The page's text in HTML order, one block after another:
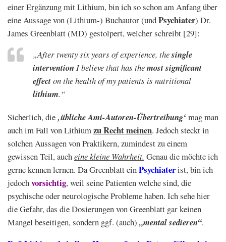
einer Ergänzung mit Lithium, bin ich so schon am Anfang über
eine Aussage von (Lithium-) Buchautor (undPsychiater) Dr.
James Greenblatt (MD) gestolpert, welcher schreibt [29]:
„After twenty six years of experience, thesingle
intervention I believe that has themost significant
effecton the health of my patients is nutritional
lithium.“
Sicherlich, die‚übliche Ami-Autoren-Übertreibung‘mag man
auch im Fall von Lithiumzu Recht meinen. Jedoch steckt in
solchen Aussagen von Praktikern, zumindest zu einem
gewissen Teil, aucheine kleine Wahrheit. Genau die möchte ich
gerne kennen lernen. Da Greenblatt einPsychiaterist, bin ich
jedochvorsichtig, weil seine Patienten welche sind, die
psychische oder neurologische Probleme haben. Ich sehe hier
die Gefahr, das die Dosierungen von Greenblatt gar keinen
Mangel beseitigen, sondern ggf. (auch) „mental sedieren“.